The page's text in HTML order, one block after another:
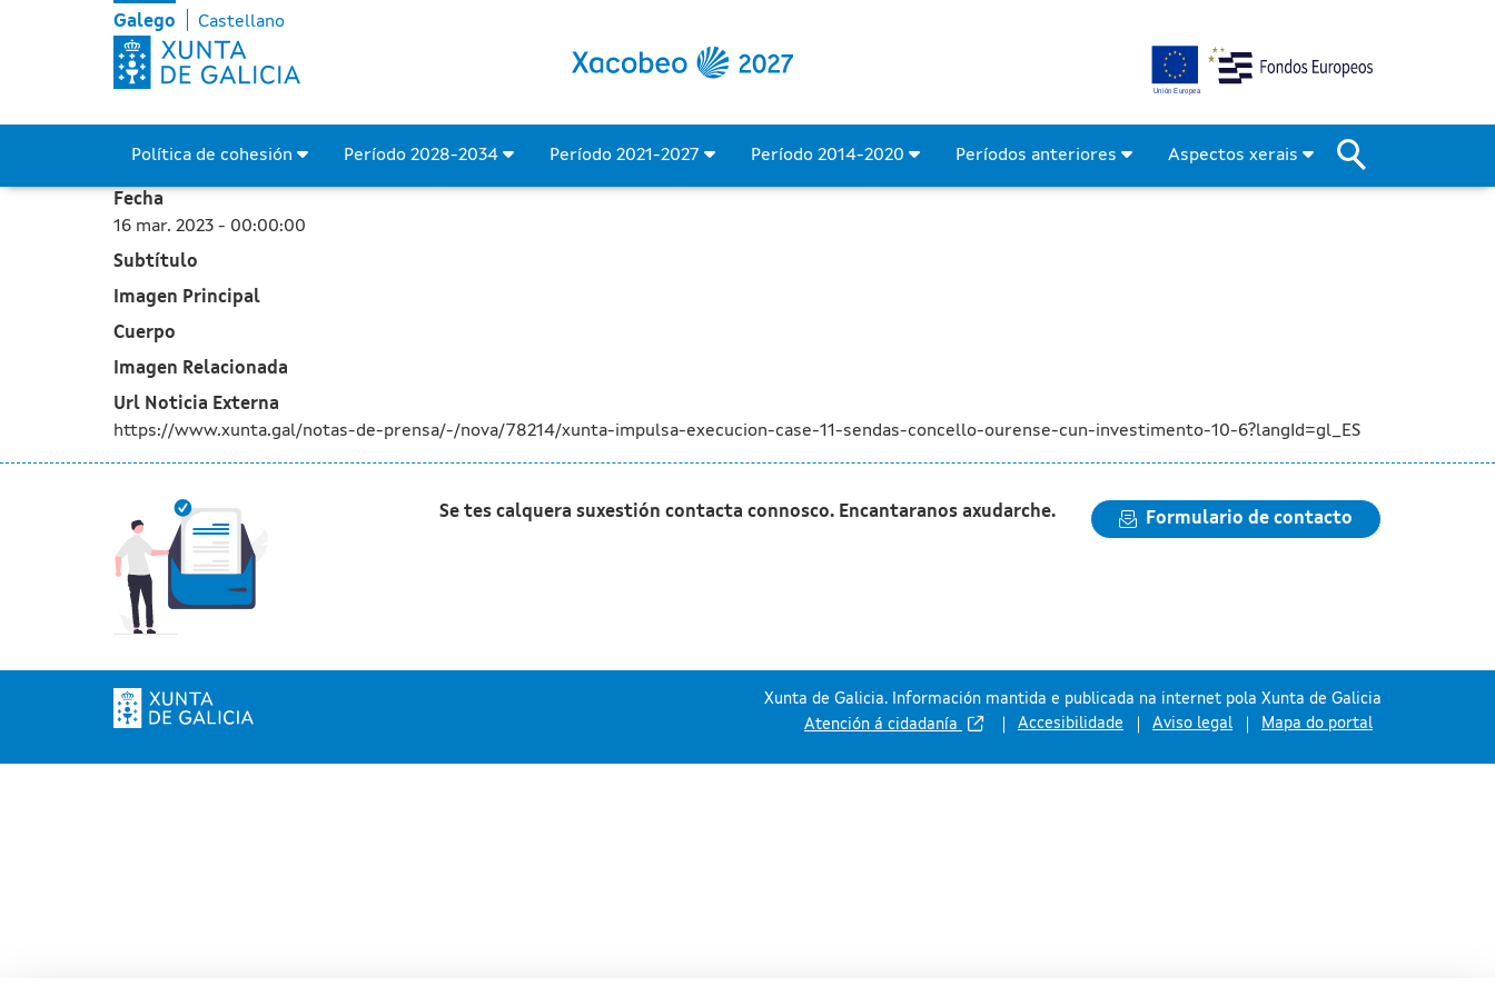
A Xunta impulsa a execución de case 11 km de sendas no concello de
Skip to Main Content
Galego Castellano
Política de cohesión Período 2028-2034 Período 2021-2027 Período 2014-2020 Períodos anteriores Aspectos xerais
Fecha
16 mar. 2023 - 00:00:00
Subtítulo
Imagen Principal
Cuerpo
Imagen Relacionada
Url Noticia Externa
https://www.xunta.gal/notas-de-prensa/-/nova/78214/xunta-impulsa-execucion-case-11-sendas-concello-ourense-cun-investimento-10-6?langId=gl_ES
Se tes calquera suxestión contacta connosco. Encantaranos axudarche. Formulario de contacto
Xunta de Galicia. Información mantida e publicada na internet pola Xunta de Galicia
Atención á cidadanía
Accesibilidade Aviso legal Mapa do portal